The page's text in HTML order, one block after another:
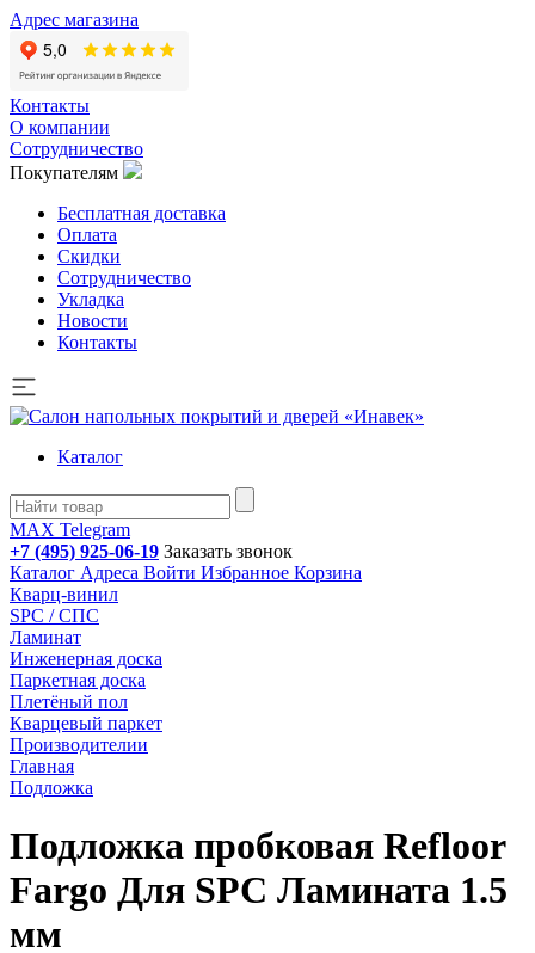
Адрес магазина
Контакты
О компании
Сотрудничество
Покупателям
Бесплатная доставка
Оплата
Скидки
Сотрудничество
Укладка
Новости
Контакты
Каталог
MAX Telegram
+7 (495) 925-06-19 Заказать звонок
Каталог Адреса Войти Избранное Корзина
Кварц-винил
SPC / СПС
Ламинат
Инженерная доска
Паркетная доска
Плетёный пол
Кварцевый паркет
Производителии
Главная
Подложка
Подложка пробковая Refloor
Fargo Для SPC Ламината 1.5
мм